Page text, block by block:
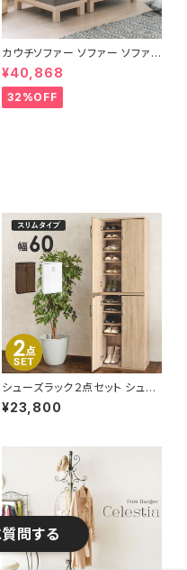
問する
カウチソファー ソファー ソファ
オットマン 1.5人掛 け新生活 一
人暮らし 完成品
¥40,868
32%OFF
シューズラック２点セット シュー
ズボックス 下駄箱 靴箱 玄関収
納 新生活 模様替え 幅60
¥23,800